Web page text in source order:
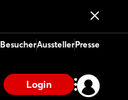
BesucherAusstellerPresse
Login